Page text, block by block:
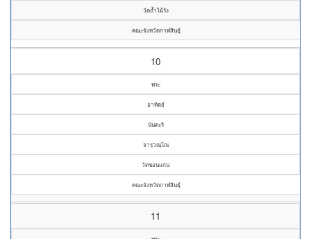
วัดถ้ำไม้รัง
คณะจังหวัดกาฬสินธุ์
10
พระ
อาทิตย์
นันตะริ
จารุวณฺโณ
วัดขอนแก่น
คณะจังหวัดกาฬสินธุ์
11